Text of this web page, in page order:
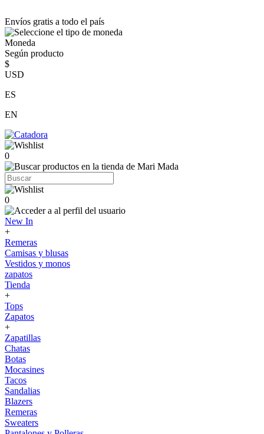
Envíos gratis a todo el país
Moneda
Según producto
$
USD
ES
EN
0
0
New In
+
Remeras
Camisas y blusas
Vestidos y monos
zapatos
Tienda
+
Tops
Zapatos
+
Zapatillas
Chatas
Botas
Mocasines
Tacos
Sandalias
Blazers
Remeras
Sweaters